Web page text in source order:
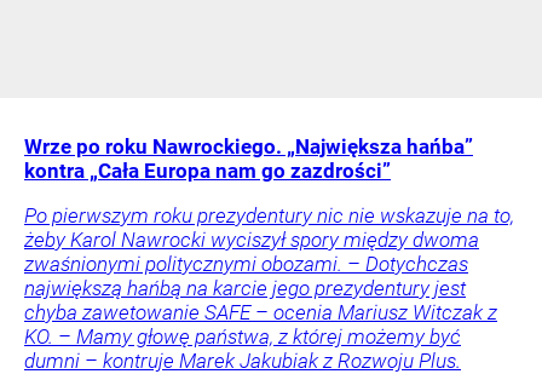
Wrze po roku Nawrockiego. „Największa hańba”
kontra „Cała Europa nam go zazdrości”
Po pierwszym roku prezydentury nic nie wskazuje na to,
żeby Karol Nawrocki wyciszył spory między dwoma
zwaśnionymi politycznymi obozami. – Dotychczas
największą hańbą na karcie jego prezydentury jest
chyba zawetowanie SAFE – ocenia Mariusz Witczak z
KO. – Mamy głowę państwa, z której możemy być
dumni – kontruje Marek Jakubiak z Rozwoju Plus.